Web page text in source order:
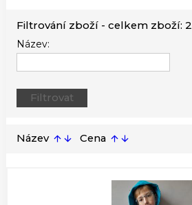
Filtrování zboží - celkem zboží: 2
Název:
Název arrow_upward arrow_downward Cena arrow_upward arrow_downward